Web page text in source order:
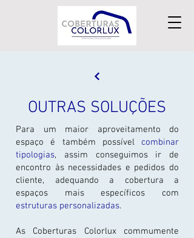
OUTRAS SOLUÇÕES
Para um maior aproveitamento do
espaço é também possível combinar
tipologias, assim conseguimos ir de
encontro às necessidades e pedidos do
cliente, adequando a cobertura a
espaços mais específicos com
estruturas personalizadas.
As Coberturas Colorlux commumente